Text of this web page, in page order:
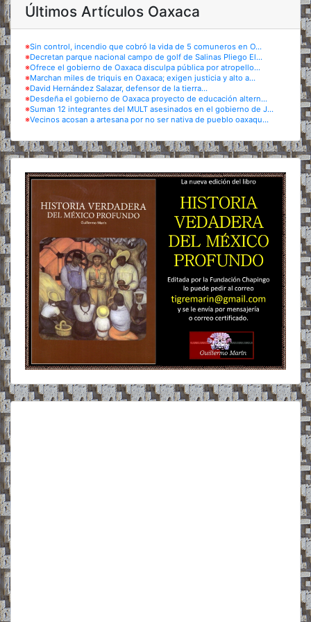
Últimos Artículos Oaxaca
※Sin control, incendio que cobró la vida de 5 comuneros en O...
※Decretan parque nacional campo de golf de Salinas Pliego El...
※Ofrece el gobierno de Oaxaca disculpa pública por atropello...
※Marchan miles de triquis en Oaxaca; exigen justicia y alto a...
※David Hernández Salazar, defensor de la tierra...
※Desdeña el gobierno de Oaxaca proyecto de educación altern...
※Suman 12 integrantes del MULT asesinados en el gobierno de J...
※Vecinos acosan a artesana por no ser nativa de pueblo oaxaqu...